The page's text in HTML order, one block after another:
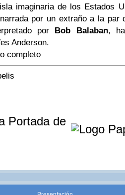
imaginaria de los Estados
por un extraño a la par
por Bob Balaban,
Anderson.
completo
Portada de